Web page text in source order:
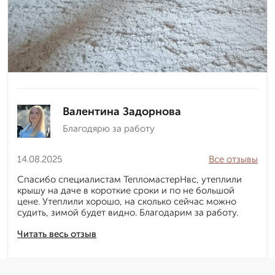
Валентина Задорнова
Благодярю за работу
14.08.2025
Читать весь отзыв
Все отзывы
Спасибо специалистам ТепломастерНвс, утеплили
крышу на даче в короткие сроки и по не большой
цене. Утеплили хорошо, на сколько сейчас можно
судить, зимой будет видно. Благодарим за работу.